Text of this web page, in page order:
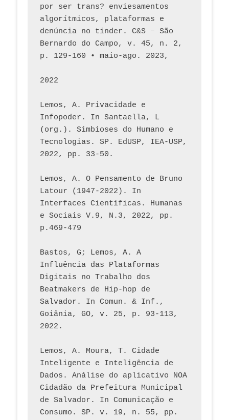
por ser trans? enviesamentos
algorítmicos, plataformas e
denúncia no tinder. C&S – São
Bernardo do Campo, v. 45, n. 2,
p. 129-160 • maio-ago. 2023,
2022
Lemos, A. Privacidade e
Infopoder. In Santaella, L
(org.). Simbioses do Humano e
Tecnologias. SP. EdUSP, IEA-USP,
2022, pp. 33-50.
Lemos, A. O Pensamento de Bruno
Latour (1947-2022). In
Interfaces Científicas. Humanas
e Sociais V.9, N.3, 2022, pp.
p.469-479
Bastos, G; Lemos, A. A
Influência das Plataformas
Digitais no Trabalho dos
Beatmakers de Hip-hop de
Salvador. In Comun. & Inf.,
Goiânia, GO, v. 25, p. 93-113,
2022.
Lemos, A. Moura, T. Cidade
Inteligente e Inteligência de
Dados. Análise do aplicativo NOA
Cidadão da Prefeitura Municipal
de Salvador. In Comunicação e
Consumo. SP. v. 19, n. 55, pp.